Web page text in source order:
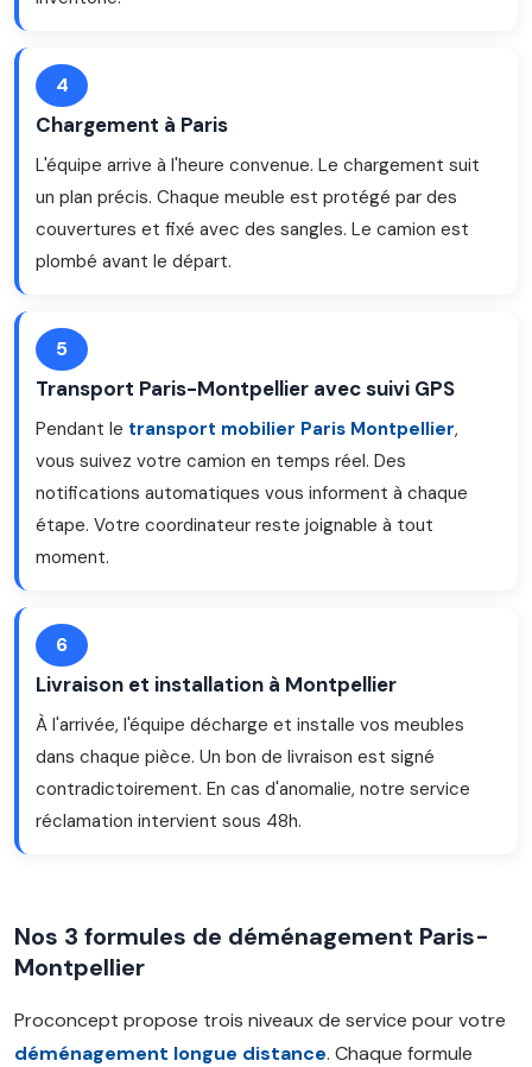
4
Chargement à Paris
L'équipe arrive à l'heure convenue. Le chargement suit
un plan précis. Chaque meuble est protégé par des
couvertures et fixé avec des sangles. Le camion est
plombé avant le départ.
5
Transport Paris-Montpellier avec suivi GPS
Pendant le transport mobilier Paris Montpellier,
vous suivez votre camion en temps réel. Des
notifications automatiques vous informent à chaque
étape. Votre coordinateur reste joignable à tout
moment.
6
Livraison et installation à Montpellier
À l'arrivée, l'équipe décharge et installe vos meubles
dans chaque pièce. Un bon de livraison est signé
contradictoirement. En cas d'anomalie, notre service
réclamation intervient sous 48h.
Nos 3 formules de déménagement Paris-
Montpellier
Proconcept propose trois niveaux de service pour votre
déménagement longue distance. Chaque formule